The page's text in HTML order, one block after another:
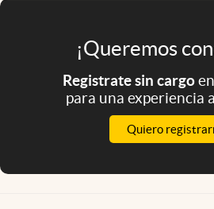
¡Queremos
Registrate sin cargo
para una experiencia
Quiero